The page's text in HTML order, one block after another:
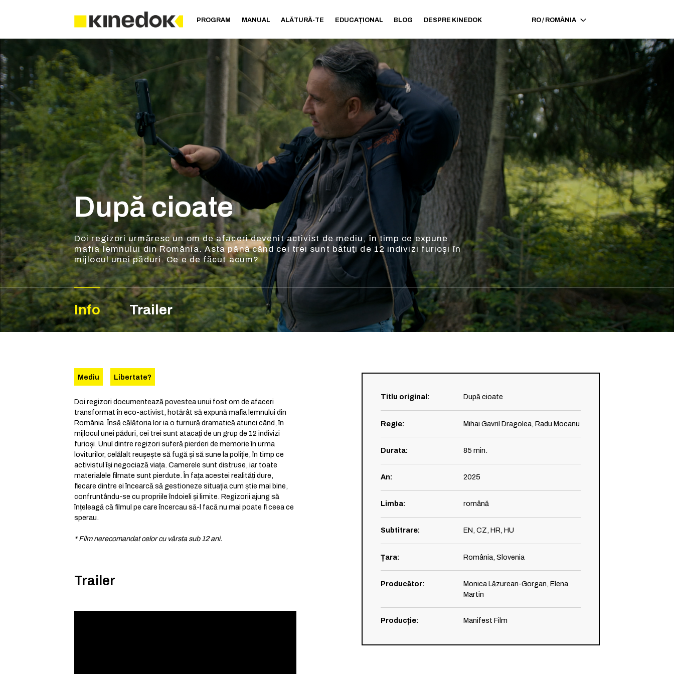
PROGRAM MANUAL ALĂTURĂ-TE EDUCAȚIONAL BLOG DESPRE KINEDOK RO/ ROMÂNIA
După cioate
Doi regizori urmăresc un om de afaceri devenit activist de mediu, în timp ce expune
mafia lemnului din România. Asta până când cei trei sunt bătuţi de 12 indivizi furioși în
mijlocul unei păduri. Ce e de făcut acum?
Info Trailer
Mediu Libertate?
Doi regizori documentează povestea unui fost om de afaceri
transformat în eco-activist, hotărât să expună mafia lemnului din
România. Însă călătoria lor ia o turnură dramatică atunci când, în
mijlocul unei păduri, cei trei sunt atacați de un grup de 12 indivizi
furioși. Unul dintre regizori suferă pierderi de memorie în urma
loviturilor, celălalt reușește să fugă și să sune la poliție, în timp ce
activistul își negociază viața. Camerele sunt distruse, iar toate
materialele filmate sunt pierdute. În fața acestei realități dure,
fiecare dintre ei încearcă să gestioneze situația cum știe mai bine,
confruntându-se cu propriile îndoieli și limite. Regizorii ajung să
înțeleagă că filmul pe care încercau să-l facă nu mai poate fi ceea ce
sperau.
* Film nerecomandat celor cu vârsta sub 12 ani.
Trailer
Titlu original : După cioate
Regie: Mihai Gavril Dragolea, Radu Mocanu
Durata: 85 min.
An: 2025
Limba: română
Subtitrare: EN, CZ, HR, HU
Țara: România, Slovenia
Producător:
Monica Lăzurean-Gorgan, Elena
Martin
Producție: Manifest Film